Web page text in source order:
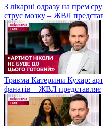
З лікарні одразу на
струс мозку – ЖВЛ
Травма Катерини Кухар:
фанатів – ЖВЛ представляє